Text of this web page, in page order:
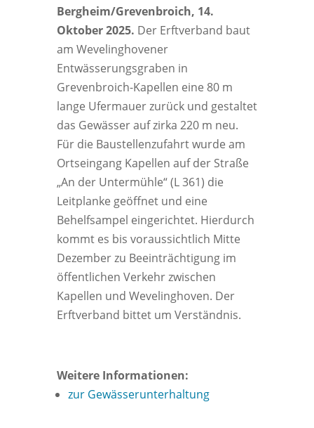
Bergheim/Grevenbroich, 14.
Oktober 2025. Der Erftverband baut
am Wevelinghovener
Entwässerungsgraben in
Grevenbroich-Kapellen eine 80 m
lange Ufermauer zurück und gestaltet
das Gewässer auf zirka 220 m neu.
Für die Baustellenzufahrt wurde am
Ortseingang Kapellen auf der Straße
„An der Untermühle“ (L 361) die
Leitplanke geöffnet und eine
Behelfsampel eingerichtet. Hierdurch
kommt es bis voraussichtlich Mitte
Dezember zu Beeinträchtigung im
öffentlichen Verkehr zwischen
Kapellen und Wevelinghoven. Der
Erftverband bittet um Verständnis.
Weitere Informationen:
zur Gewässerunterhaltung